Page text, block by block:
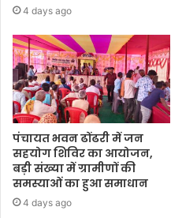
4 days ago
पंचायत भवन ढोंढरी में जन
सहयोग शिविर का आयोजन,
बड़ी संख्या में ग्रामीणों की
समस्याओं का हुआ समाधान
4 days ago